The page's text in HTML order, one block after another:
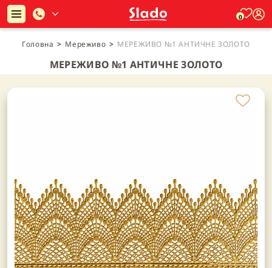
0
Головна > Мереживо > МЕРЕЖИВО №1 АНТИЧНЕ ЗОЛОТО
МЕРЕЖИВО №1 АНТИЧНЕ ЗОЛОТО